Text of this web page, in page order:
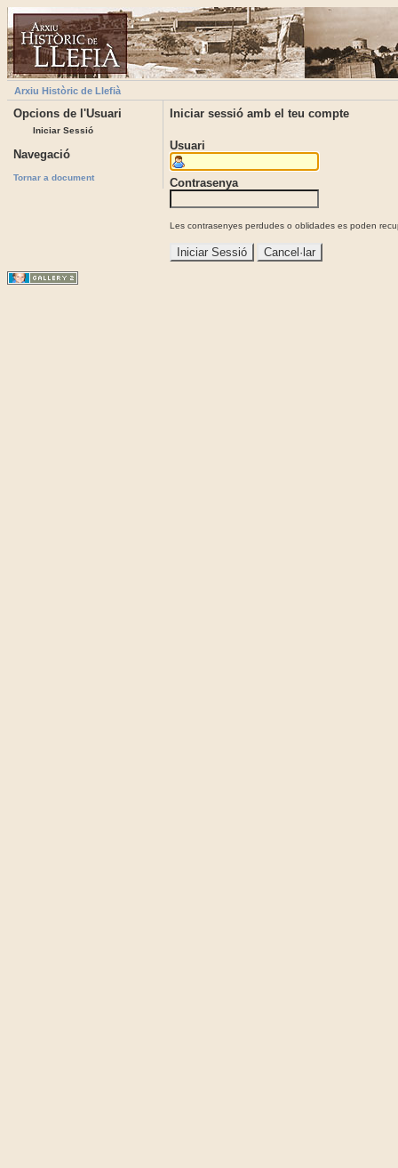
Arxiu Històric de Llefià
Opcions de l'Usuari
Iniciar Sessió
Navegació
Tornar a document
Iniciar sessió amb el teu compte
Usuari
Contrasenya
Les contrasenyes perdudes o oblidades es poden